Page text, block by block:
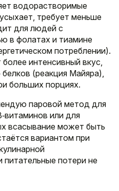
водорастворимые
требует меньше
для людей с
в фолатах и тиамине
потреблении).
интенсивный вкус,
(реакция Майяра),
больших порциях.
паровой метод для
или для
всасывание может быть
вариантом при
питательные потери не